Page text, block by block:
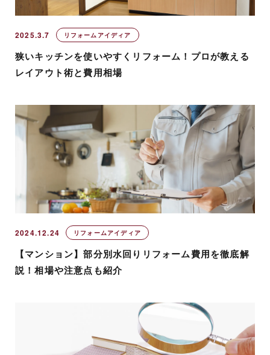
2025.3.7 リフォームアイディア
狭いキッチンを使いやすくリフォーム！プロが教える
レイアウト術と費用相場
2024.12.24 リフォームアイディア
【マンション】部分別水回りリフォーム費用を徹底解
説！相場や注意点も紹介